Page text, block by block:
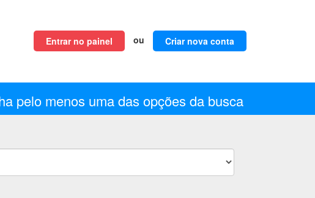
Entrar no painel ou Criar nova conta
pelo menos uma das opções da busca